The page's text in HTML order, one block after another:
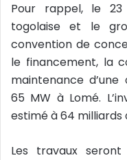
Pour rappel, le 23
togolaise et le
convention de
le financement, la
maintenance
65 MW à Lomé.
estimé à 64 milliards
Les travaux